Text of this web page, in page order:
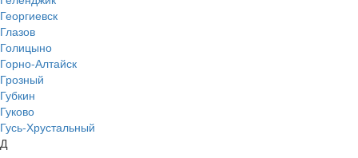
Георгиевск
Глазов
Голицыно
Горно-Алтайск
Грозный
Губкин
Гуково
Гусь-Хрустальный
Д